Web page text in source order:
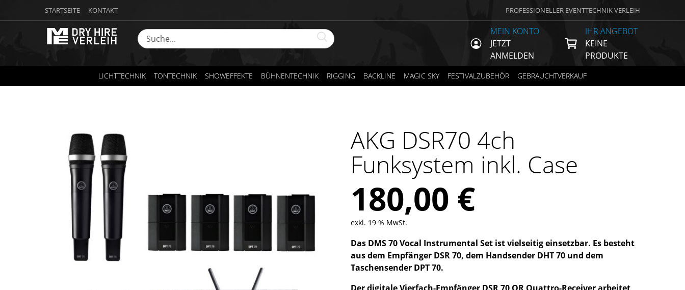
STARTSEITE KONTAKT PROFESSIONELLER EVENTTECHNIK VERLEIH
MEIN KONTO
JETZT
ANMELDEN
IHR ANGEBOT
KEINE
PRODUKTE
LICHTTECHNIK TONTECHNIK SHOWEFFEKTE BÜHNENTECHNIK RIGGING BACKLINE MAGIC SKY FESTIVALZUBEHÖR GEBRAUCHTVERKAUF
AKG DSR70 4ch
Funksystem inkl. Case
180,00 €
exkl. 19 % MwSt.
Das DMS 70 Vocal Instrumental Set ist vielseitig einsetzbar. Es besteht
aus dem Empfänger DSR 70, dem Handsender DHT 70 und dem
Taschensender DPT 70.